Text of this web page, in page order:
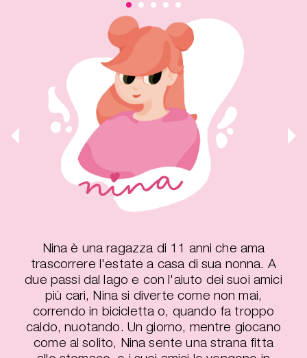
Nina è una ragazza di 11 anni che ama
trascorrere l'estate a casa di sua nonna. A
due passi dal lago e con l'aiuto dei suoi amici
più cari, Nina si diverte come non mai,
correndo in bicicletta o, quando fa troppo
caldo, nuotando. Un giorno, mentre giocano
come al solito, Nina sente una strana fitta